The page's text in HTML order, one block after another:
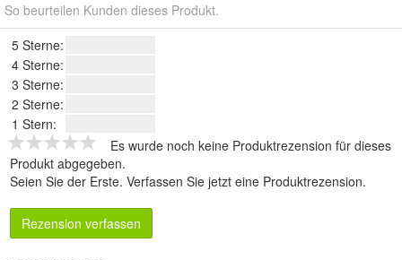
So beurteilen Kunden dieses Produkt.
5 Sterne:
4 Sterne:
3 Sterne:
2 Sterne:
1 Stern:
Es wurde noch keine Produktrezension für dieses
Produkt abgegeben.
Seien Sie der Erste. Verfassen Sie jetzt eine Produktrezension.
Rezension verfassen